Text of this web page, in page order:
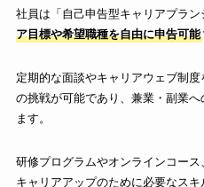
社員は「自己申告型キャリアプラン
ア目標や希望職種を自由に申告可能
定期的な面談やキャリアウェブ制
の挑戦が可能であり、兼業・副業
ます。
研修プログラムやオンラインコース
キャリアアップのために必要なス